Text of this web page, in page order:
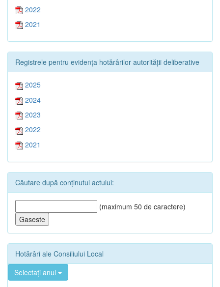
2022
2021
Registrele pentru evidența hotărârilor autorității deliberative
2025
2024
2023
2022
2021
Căutare după conținutul actului:
(maximum 50 de caractere)
Hotărâri ale Consiliului Local
Selectați anul